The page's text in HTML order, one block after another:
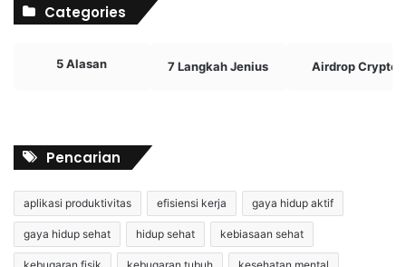
Categories
5 Alasan 7 Langkah Jenius Airdrop Crypto
Pencarian
aplikasi produktivitas efisiensi kerja gaya hidup aktif
gaya hidup sehat hidup sehat kebiasaan sehat